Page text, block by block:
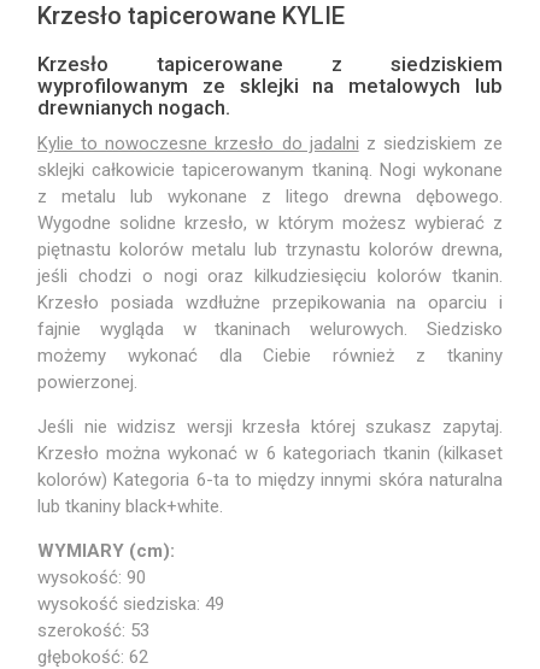
Krzesło tapicerowane KYLIE
Krzesło tapicerowane z siedziskiem
wyprofilowanym ze sklejki na metalowych lub
drewnianych nogach.
Kylie to nowoczesne krzesło do jadalni z siedziskiem ze
sklejki całkowicie tapicerowanym tkaniną. Nogi wykonane
z metalu lub wykonane z litego drewna dębowego.
Wygodne solidne krzesło, w którym możesz wybierać z
piętnastu kolorów metalu lub trzynastu kolorów drewna,
jeśli chodzi o nogi oraz kilkudziesięciu kolorów tkanin.
Krzesło posiada wzdłużne przepikowania na oparciu i
fajnie wygląda w tkaninach welurowych. Siedzisko
możemy wykonać dla Ciebie również z tkaniny
powierzonej.
Jeśli nie widzisz wersji krzesła której szukasz zapytaj.
Krzesło można wykonać w 6 kategoriach tkanin (kilkaset
kolorów) Kategoria 6-ta to między innymi skóra naturalna
lub tkaniny black+white.
WYMIARY (cm):
wysokość: 90
wysokość siedziska: 49
szerokość: 53
głębokość: 62